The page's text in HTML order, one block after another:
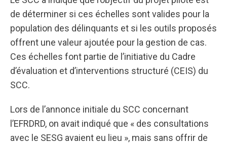
de déterminer si ces échelles sont valides pour la
population des délinquants et si les outils proposés
offrent une valeur ajoutée pour la gestion de cas.
Ces échelles font partie de l’initiative du Cadre
d’évaluation et d’interventions structuré (CEIS) du
SCC.
Lors de l’annonce initiale du SCC concernant
l’EFRDRD, on avait indiqué que « des consultations
avec le SESG avaient eu lieu », mais sans offrir de